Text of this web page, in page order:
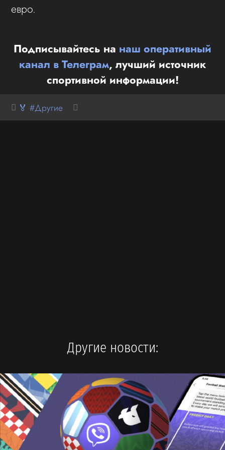
евро.
Подписывайтесь на наш оперативный
канал в Телеграм, лучший источник
спортивной информации!
🏅 #Другие
Другие новости: